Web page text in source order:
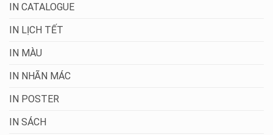
IN CATALOGUE
IN LỊCH TẾT
IN MÀU
IN NHÃN MÁC
IN POSTER
IN SÁCH